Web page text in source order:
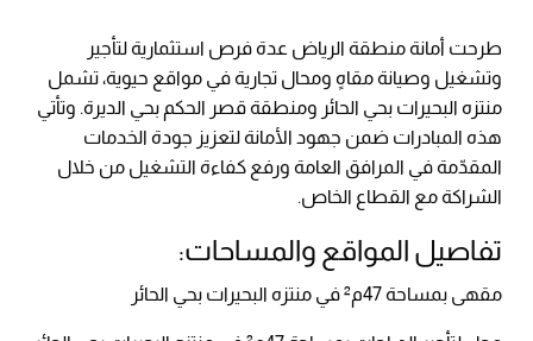
طرحت أمانة منطقة الرياض عدة فرص استثمارية لتأجير
وتشغيل وصيانة مقاهٍ ومحال تجارية في مواقع حيوية، تشمل
منتزه البحيرات بحي الحائر ومنطقة قصر الحكم بحي الديرة. وتأتي
هذه المبادرات ضمن جهود الأمانة لتعزيز جودة الخدمات
المقدّمة في المرافق العامة ورفع كفاءة التشغيل من خلال
الشراكة مع القطاع الخاص.
تفاصيل المواقع والمساحات:
مقهى بمساحة 47م² في منتزه البحيرات بحي الحائر